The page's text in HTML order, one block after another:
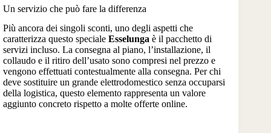
Un servizio che può fare la differenza
Più ancora dei singoli sconti, uno degli aspetti che
caratterizza questo speciale Esselunga è il pacchetto di
servizi incluso. La consegna al piano, l’installazione, il
collaudo e il ritiro dell’usato sono compresi nel prezzo e
vengono effettuati contestualmente alla consegna. Per chi
deve sostituire un grande elettrodomestico senza occuparsi
della logistica, questo elemento rappresenta un valore
aggiunto concreto rispetto a molte offerte online.